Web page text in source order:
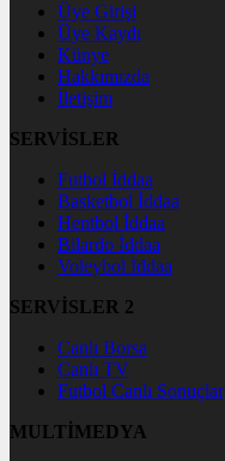
Üye Girişi
Üye Kaydı
Künye
Hakkımızda
İletişim
SERVİSLER
Futbol İddaa
Basketbol İddaa
Hentbol İddaa
Bilardo İddaa
Voleybol İddaa
SERVİSLER 2
Canlı Borsa
Canlı TV
Futbol Canlı Sonuçlar
MULTİMEDYA